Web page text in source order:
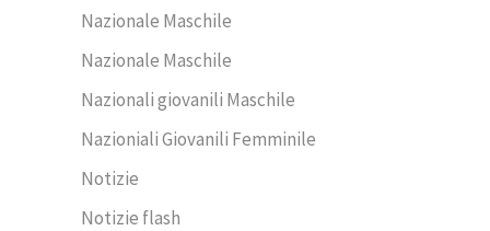
Nazionale Maschile
Nazionale Maschile
Nazionali giovanili Maschile
Nazioniali Giovanili Femminile
Notizie
Notizie flash